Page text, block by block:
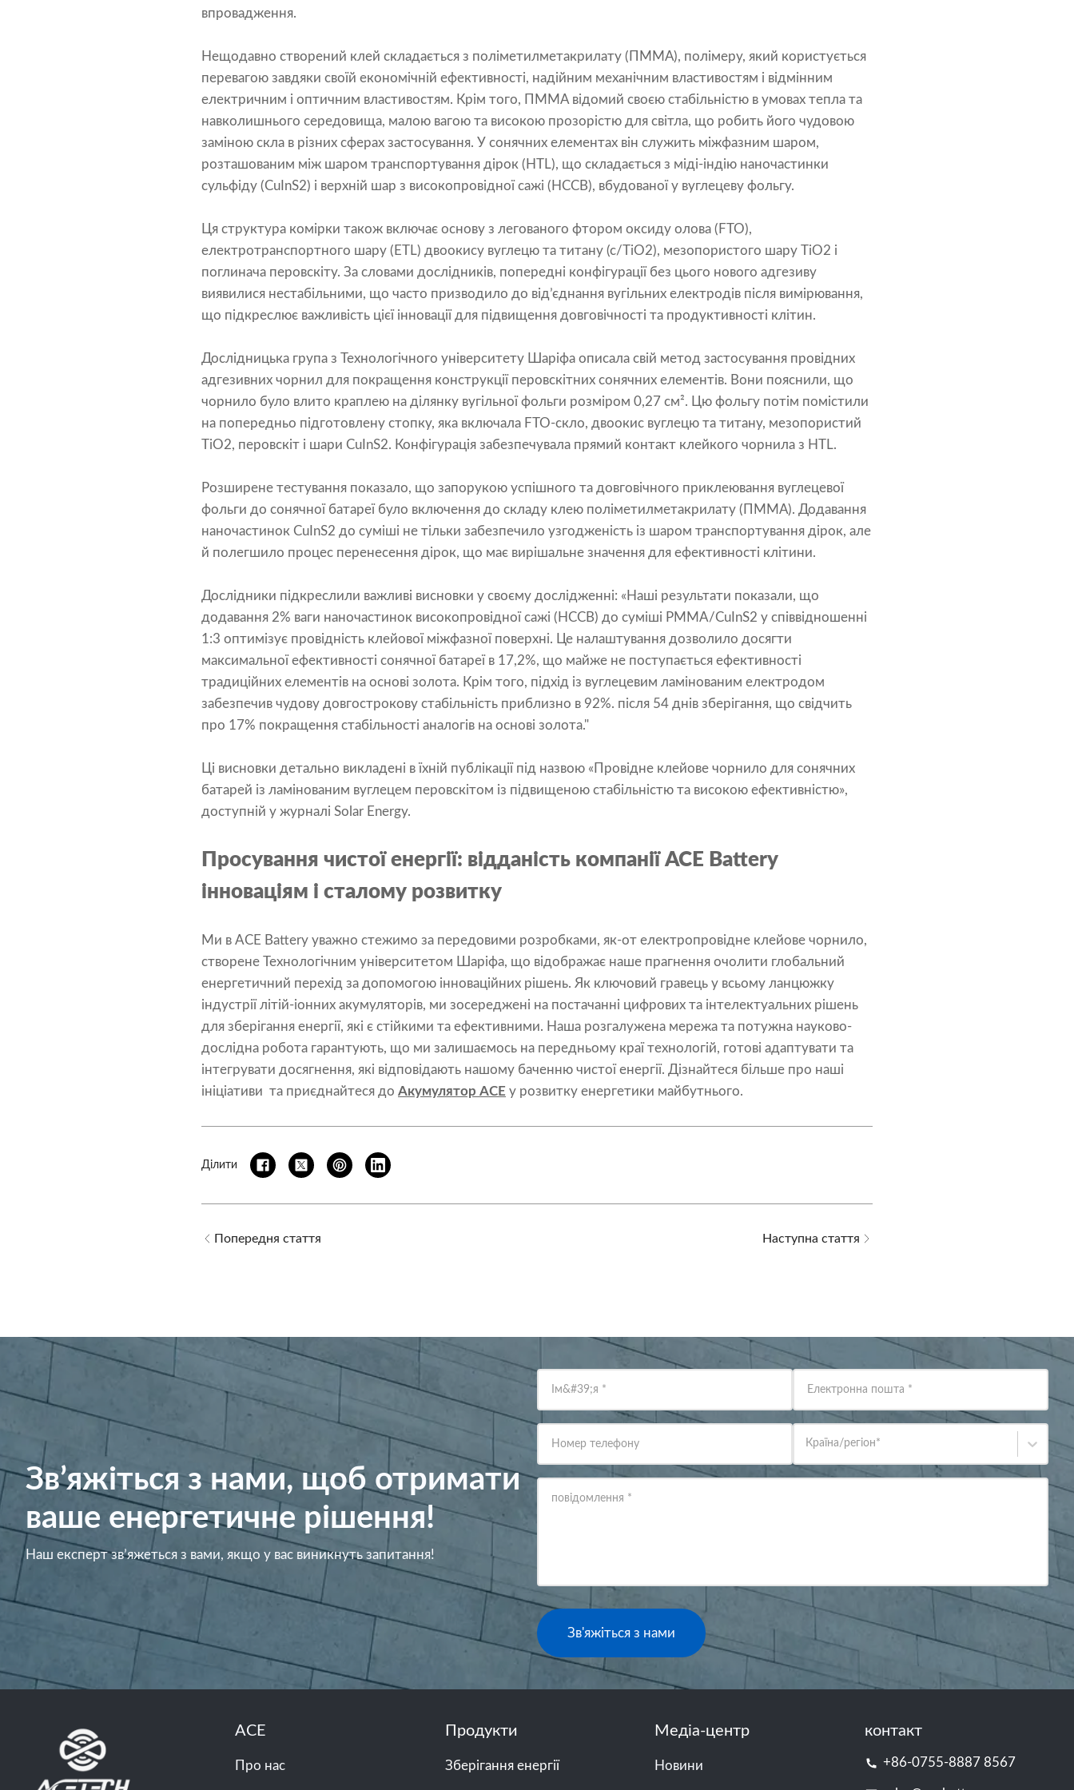
впровадження.
Нещодавно створений клей складається з поліметилметакрилату (ПММА), полімеру, який користується
перевагою завдяки своїй економічній ефективності, надійним механічним властивостям і відмінним
електричним і оптичним властивостям. Крім того, ПММА відомий своєю стабільністю в умовах тепла та
навколишнього середовища, малою вагою та високою прозорістю для світла, що робить його чудовою
заміною скла в різних сферах застосування. У сонячних елементах він служить міжфазним шаром,
розташованим між шаром транспортування дірок (HTL), що складається з міді-індію наночастинки
сульфіду (CuInS2) і верхній шар з високопровідної сажі (HCCB), вбудованої у вуглецеву фольгу.
Ця структура комірки також включає основу з легованого фтором оксиду олова (FTO),
електротранспортного шару (ETL) двоокису вуглецю та титану (c/TiO2), мезопористого шару TiO2 і
поглинача перовскіту. За словами дослідників, попередні конфігурації без цього нового адгезиву
виявилися нестабільними, що часто призводило до від’єднання вугільних електродів після вимірювання,
що підкреслює важливість цієї інновації для підвищення довговічності та продуктивності клітин.
Дослідницька група з Технологічного університету Шаріфа описала свій метод застосування провідних
адгезивних чорнил для покращення конструкції перовскітних сонячних елементів. Вони пояснили, що
чорнило було влито краплею на ділянку вугільної фольги розміром 0,27 см². Цю фольгу потім помістили
на попередньо підготовлену стопку, яка включала FTO-скло, двоокис вуглецю та титану, мезопористий
TiO2, перовскіт і шари CuInS2. Конфігурація забезпечувала прямий контакт клейкого чорнила з HTL.
Розширене тестування показало, що запорукою успішного та довговічного приклеювання вуглецевої
фольги до сонячної батареї було включення до складу клею поліметилметакрилату (ПММА). Додавання
наночастинок CuInS2 до суміші не тільки забезпечило узгодженість із шаром транспортування дірок, але
й полегшило процес перенесення дірок, що має вирішальне значення для ефективності клітини.
Дослідники підкреслили важливі висновки у своєму дослідженні: «Наші результати показали, що
додавання 2% ваги наночастинок високопровідної сажі (HCCB) до суміші PMMA/CuInS2 у співвідношенні
1:3 оптимізує провідність клейової міжфазної поверхні. Це налаштування дозволило досягти
максимальної ефективності сонячної батареї в 17,2%, що майже не поступається ефективності
традиційних елементів на основі золота. Крім того, підхід із вуглецевим ламінованим електродом
забезпечив чудову довгострокову стабільність приблизно в 92%. після 54 днів зберігання, що свідчить
про 17% покращення стабільності аналогів на основі золота."
Ці висновки детально викладені в їхній публікації під назвою «Провідне клейове чорнило для сонячних
батарей із ламінованим вуглецем перовскітом із підвищеною стабільністю та високою ефективністю»,
доступній у журналі Solar Energy.
Просування чистої енергії: відданість компанії ACE Battery
інноваціям і сталому розвитку
Ми в ACE Battery уважно стежимо за передовими розробками, як-от електропровідне клейове чорнило,
створене Технологічним університетом Шаріфа, що відображає наше прагнення очолити глобальний
енергетичний перехід за допомогою інноваційних рішень. Як ключовий гравець у всьому ланцюжку
індустрії літій-іонних акумуляторів, ми зосереджені на постачанні цифрових та інтелектуальних рішень
для зберігання енергії, які є стійкими та ефективними. Наша розгалужена мережа та потужна науково-
дослідна робота гарантують, що ми залишаємось на передньому краї технологій, готові адаптувати та
інтегрувати досягнення, які відповідають нашому баченню чистої енергії. Дізнайтеся більше про наші
ініціативи та приєднайтеся до Акумулятор ACE у розвитку енергетики майбутнього.
Ділити
Попередня стаття Наступна стаття
Зв’яжіться з нами, щоб отримати
ваше енергетичне рішення!
Наш експерт зв’яжеться з вами, якщо у вас виникнуть запитання!
Ім&#39;я * Електронна пошта *
Номер телефону Країна/регіон*
повідомлення *
Зв'яжіться з нами
ACE
Про нас
Продукти
Зберігання енергії
Медіа-центр
Новини
контакт
+86-0755-8887 8567